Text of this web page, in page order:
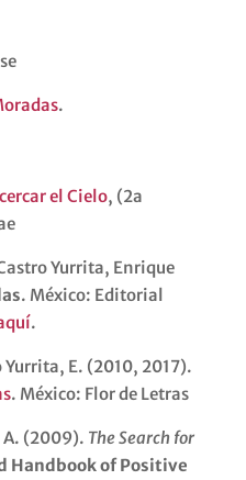
.
el Cielo, (2a
Yurrita, Enrique
. México: Editorial
.
Yurrita, E. (2010, 2017).
. México: Flor de Letras
A. (2009). The Search for
Handbook of Positive